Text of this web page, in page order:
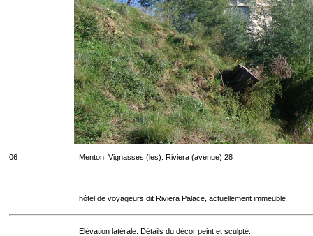
06 Menton. Vignasses (les). Riviera (avenue) 28
hôtel de voyageurs dit Riviera Palace, actuellement immeuble
Elévation latérale. Détails du décor peint et sculpté.